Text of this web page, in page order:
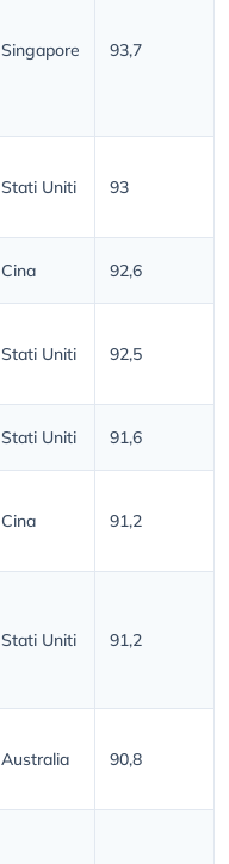
Singapore 93,7
Stati Uniti 93
Cina 92,6
Stati Uniti 92,5
Stati Uniti 91,6
Cina 91,2
Stati Uniti 91,2
Australia 90,8